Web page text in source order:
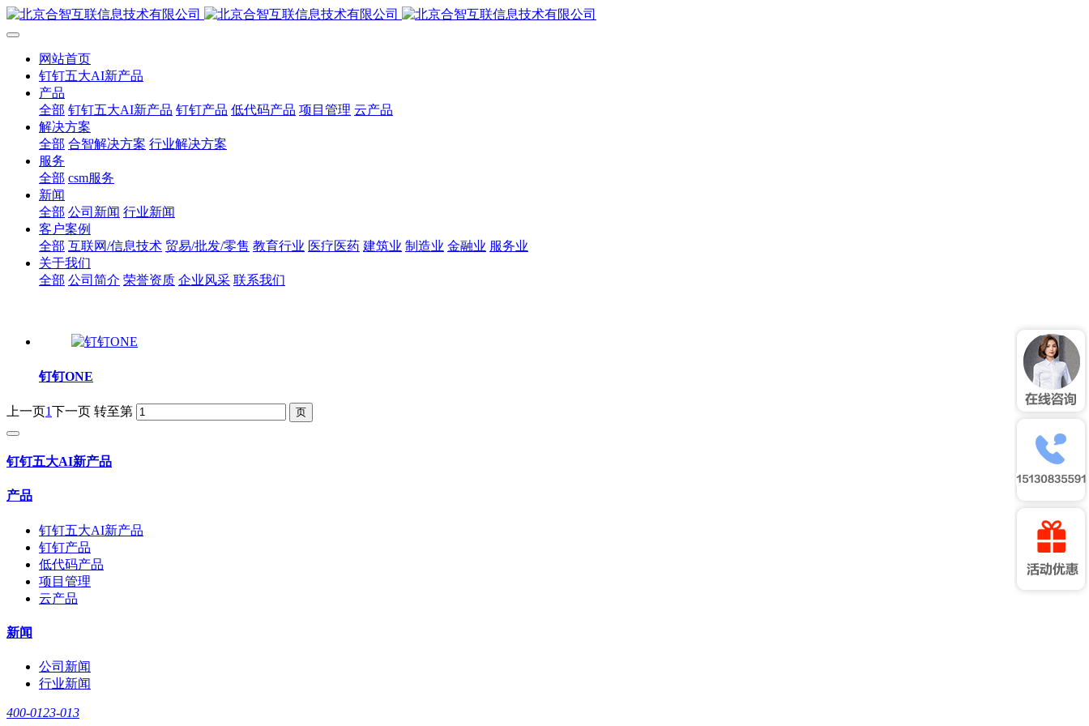
网站首页
钉钉五大AI新产品
产品
全部 钉钉五大AI新产品 钉钉产品 低代码产品 项目管理 云产品
解决方案
全部 合智解决方案 行业解决方案
服务
全部 csm服务
新闻
全部 公司新闻 行业新闻
客户案例
全部 互联网/信息技术 贸易/批发/零售 教育行业 医疗医药 建筑业 制造业 金融业 服务业
关于我们
全部 公司简介 荣誉资质 企业风采 联系我们
钉钉ONE
上一页1下一页 转至第
钉钉五大AI新产品
产品
钉钉五大AI新产品
钉钉产品
低代码产品
项目管理
云产品
新闻
公司新闻
行业新闻
400-0123-013